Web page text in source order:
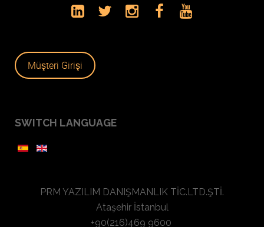
Müşteri Girişi
SWITCH LANGUAGE
PRM YAZILIM DANIŞMANLIK TİC.LTD.ŞTİ.
Ataşehir İstanbul
+90(216)469 9600